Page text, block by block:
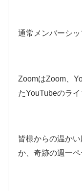
通常メンバーシ
ZoomはZoom、
たYouTubeのラ
皆様からの温か
か、奇跡の週一